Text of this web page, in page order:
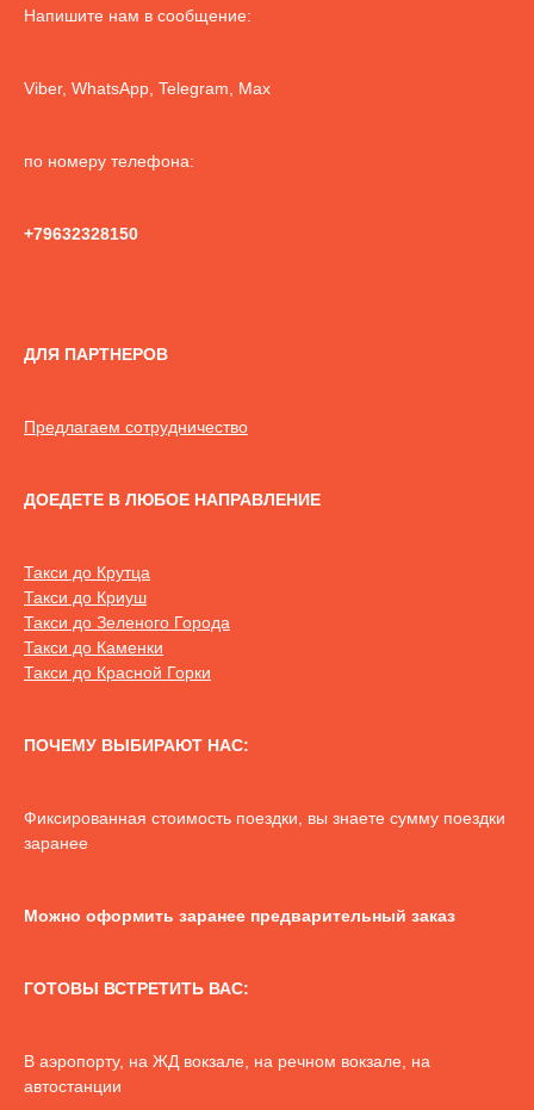
Напишите нам в сообщение:
Viber, WhatsApp, Telegram, Max
по номеру телефона:
+79632328150
ДЛЯ ПАРТНЕРОВ
Предлагаем сотрудничество
ДОЕДЕТЕ В ЛЮБОЕ НАПРАВЛЕНИЕ
Такси до Крутца
Такси до Криуш
Такси до Зеленого Города
Такси до Каменки
Такси до Красной Горки
ПОЧЕМУ ВЫБИРАЮТ НАС:
Фиксированная стоимость поездки, вы знаете сумму поездки
заранее
Можно оформить заранее предварительный заказ
ГОТОВЫ ВСТРЕТИТЬ ВАС:
В аэропорту, на ЖД вокзале, на речном вокзале, на
автостанции